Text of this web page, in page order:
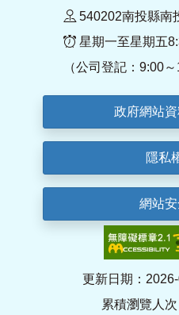
540202南投縣南
星期一至星期五
（公司登記：9:00
政府網站
隱私
網站
更新日期：
累積瀏覽人